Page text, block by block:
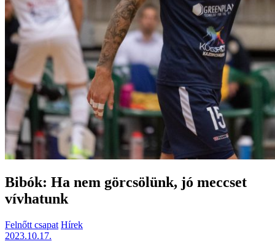
Bibók: Ha nem görcsölünk, jó meccset
vívhatunk
Felnőtt csapat Hírek
2023.10.17.